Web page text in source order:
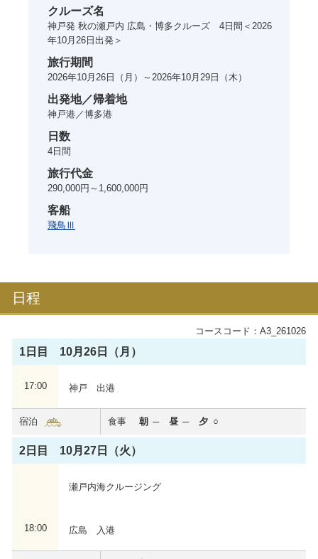
クルーズ名
神戸発 秋の瀬戸内 広島・博多クルーズ 4日間＜2026
年10月26日出発＞
旅行期間
2026年10月26日 （月）～ 2026年10月29日 （木）
出発地／帰着地
神戸港／博多港
日数
4 日間
旅行代金
290,000円～1,600,000円
客船
飛鳥Ⅲ
飛鳥Ⅲ
これぞ世界に誇る新たな日本の客船。全室バルコニー
付き、6つのダイニングなど、お一人おひとりに“最幸
心からくつろいでいただける居住性を重視した船内で
日程
コースコード：A3_261026
1日目 10月26日（月）
17:00 神戸 出港
宿泊 食事 朝 昼 夕
2日目 10月27日（火）
瀬戸内海クルージング
18:00 広島 入港